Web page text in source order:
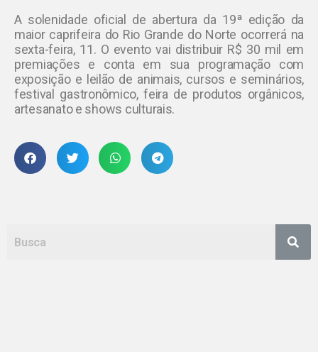
A solenidade oficial de abertura da 19ª edição da
maior caprifeira do Rio Grande do Norte ocorrerá na
sexta-feira, 11. O evento vai distribuir R$ 30 mil em
premiações e conta em sua programação com
exposição e leilão de animais, cursos e seminários,
festival gastronômico, feira de produtos orgânicos,
artesanato e shows culturais.